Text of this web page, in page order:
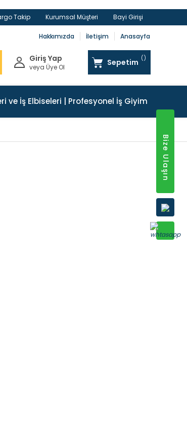
Takip Kurumsal Müşteri Bayi Girişi
Hakkımızda İletişim Anasayfa
Giriş Yap
veya Üye Ol Sepetim
ve İş Elbiseleri | Profesyonel İş Giyim
Bize Ulaşın